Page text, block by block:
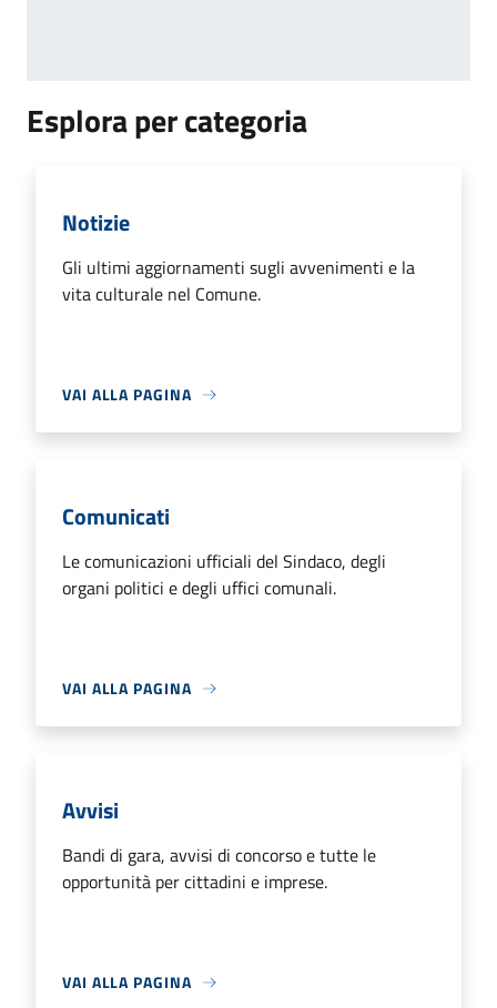
Esplora per categoria
Notizie
Gli ultimi aggiornamenti sugli avvenimenti e la
vita culturale nel Comune.
VAI ALLA PAGINA
Comunicati
Le comunicazioni ufficiali del Sindaco, degli
organi politici e degli uffici comunali.
VAI ALLA PAGINA
Avvisi
Bandi di gara, avvisi di concorso e tutte le
opportunità per cittadini e imprese.
VAI ALLA PAGINA